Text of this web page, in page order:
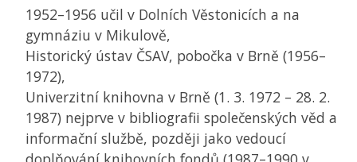
1952–1956 učil v Dolních Věstonicích a na
gymnáziu v Mikulově,
Historický ústav ČSAV, pobočka v Brně (1956–
1972),
Univerzitní knihovna v Brně (1. 3. 1972 – 28. 2.
1987) nejprve v bibliografii společenských věd a
informační službě, později jako vedoucí